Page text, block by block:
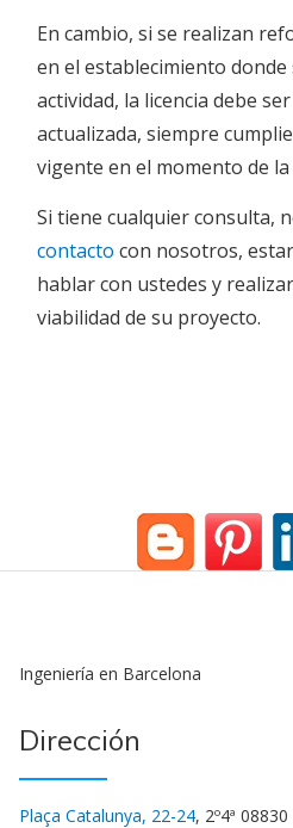
En cambio, si se realizan
en el establecimiento
actividad, la licencia debe
actualizada, siempre
vigente en el momento de
Si tiene cualquier consulta,
contacto con nosotros,
hablar con ustedes y
viabilidad de su proyecto.
Ingeniería en Barcelona
Dirección
Plaça Catalunya, 22-24, 2º4ª